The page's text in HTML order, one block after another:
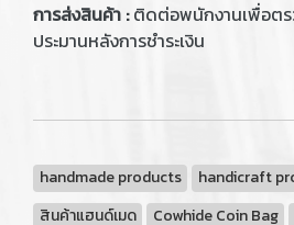
การส่งสินค้า :ติดต่อพนักงานเพื่อตร
ประมานหลังการชำระเงิน
handmade products handicraft
สินค้าแฮนด์เมด
Cowhide Coin Bag